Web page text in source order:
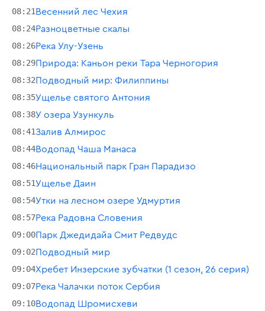
08:21Весенний лес Чехия
08:24Разноцветные скалы
08:26Река Улу-Узень
08:29Природа: Каньон реки Тара Черногория
08:32Подводный мир: Филиппины
08:35Ущелье святого Антония
08:38У озера Узункуль
08:41Залив Алмирос
08:44Водопад Чаша Манаса
08:46Национальный парк Гран Парадизо
08:51Ущелье Даин
08:54Утки на лесном озере Удмуртия
08:57Река Радовна Словения
09:00Парк Джедидайа Смит Редвудс
09:02Подводный мир
09:04Хребет Инзерские зубчатки (1 сезон, 26 серия)
09:07Река Чалачки поток Сербия
09:10Водопад Шромисхеви